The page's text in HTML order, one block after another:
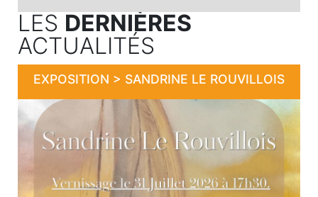
LES DERNIÈRES
ACTUALITÉS
EXPOSITION > SANDRINE LE ROUVILLOIS